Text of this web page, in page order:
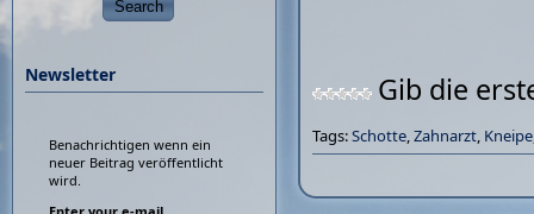
Gib die
Tags:Schotte,Zahnarzt, Kneipe
Newsletter
Benachrichtigen wenn ein
neuer Beitrag veröffentlicht
wird.